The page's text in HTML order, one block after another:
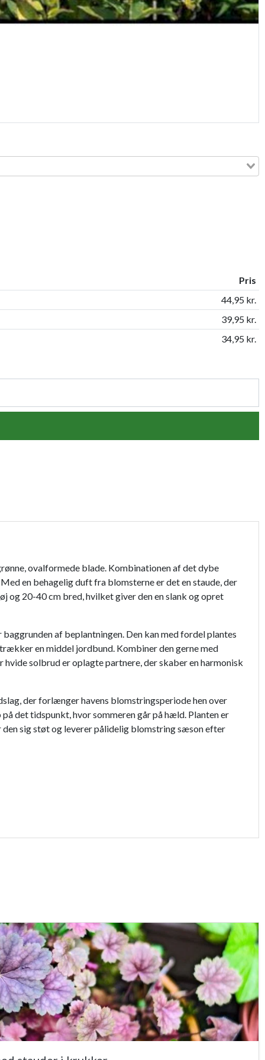
Pris
44,95 kr.
39,95 kr.
34,95 kr.
ovalformede blade. Kombinationen af det dybe
en behagelig duft fra blomsterne er det en staude, der
og 20-40 cm bred, hvilket giver den en slank og opret
af beplantningen. Den kan med fordel plantes
en middel jordbund. Kombiner den gerne med
solbrud er oplagte partnere, der skaber en harmonisk
der forlænger havens blomstringsperiode hen over
det tidspunkt, hvor sommeren går på hæld. Planten er
sig støt og leverer pålidelig blomstring sæson efter